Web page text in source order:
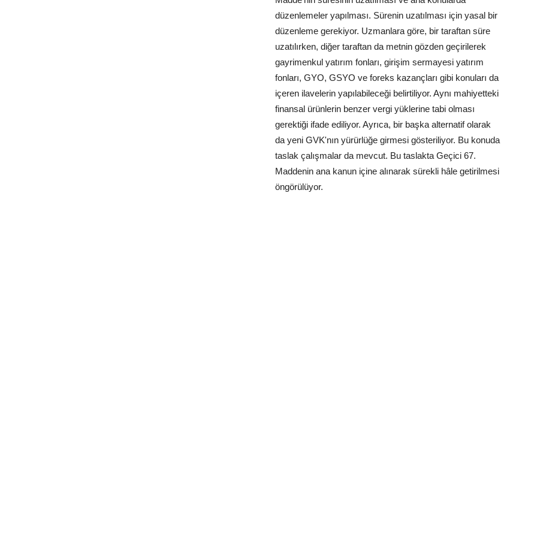
düzenlemeler yapılması. Sürenin uzatılması için yasal bir
düzenleme gerekiyor. Uzmanlara göre, bir taraftan süre
uzatılırken, diğer taraftan da metnin gözden geçirilerek
gayrimenkul yatırım fonları, girişim sermayesi yatırım
fonları, GYO, GSYO ve foreks kazançları gibi konuları da
içeren ilavelerin yapılabileceği belirtiliyor. Aynı mahiyetteki
finansal ürünlerin benzer vergi yüklerine tabi olması
gerektiği ifade ediliyor. Ayrıca, bir başka alternatif olarak
da yeni GVK'nın yürürlüğe girmesi gösteriliyor. Bu konuda
taslak çalışmalar da mevcut. Bu taslakta Geçici 67.
Maddenin ana kanun içine alınarak sürekli hâle getirilmesi
öngörülüyor.